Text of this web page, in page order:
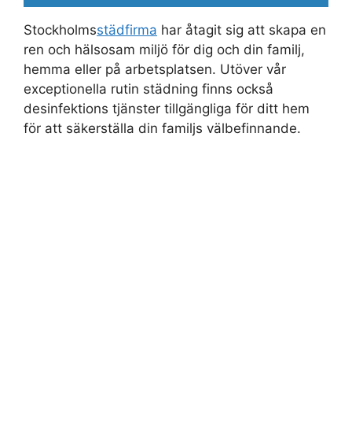
Stockholmsstädfirma har åtagit sig att skapa en
ren och hälsosam miljö för dig och din familj,
hemma eller på arbetsplatsen. Utöver vår
exceptionella rutin städning finns också
desinfektions tjänster tillgängliga för ditt hem
för att säkerställa din familjs välbefinnande.